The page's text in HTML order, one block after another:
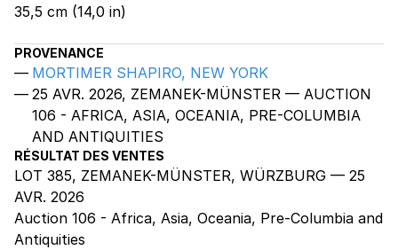
35,5 cm (14,0 in)
PROVENANCE
MORTIMER SHAPIRO, NEW YORK
25 AVR. 2026, ZEMANEK-MÜNSTER — AUCTION
106 - AFRICA, ASIA, OCEANIA, PRE-COLUMBIA
AND ANTIQUITIES
RÉSULTAT DES VENTES
LOT 385, ZEMANEK-MÜNSTER, WÜRZBURG — 25
AVR. 2026
Auction 106 - Africa, Asia, Oceania, Pre-Columbia and
Antiquities